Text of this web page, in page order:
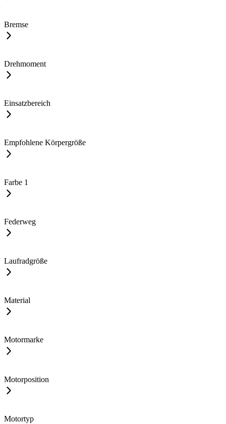
Bremse
Drehmoment
Einsatzbereich
Empfohlene Körpergröße
Farbe 1
Federweg
Laufradgröße
Material
Motormarke
Motorposition
Motortyp